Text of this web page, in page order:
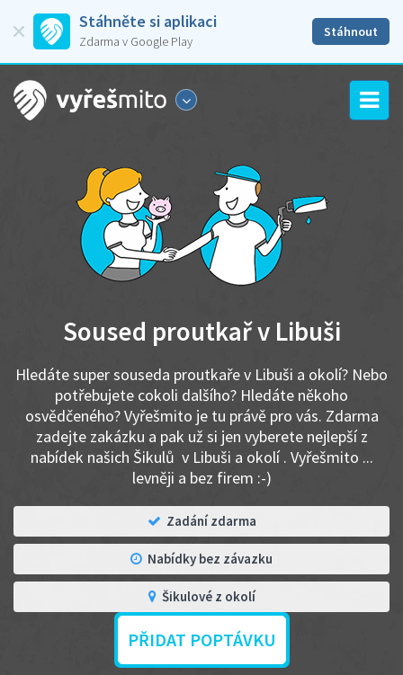
Stáhněte si aplikaci
Zdarma v Google Play
Stáhnout
Soused proutkař v Libuši
Hledáte super souseda proutkaře v Libuši a okolí? Nebo
potřebujete cokoli dalšího? Hledáte někoho
osvědčeného? Vyřešmito je tu právě pro vás. Zdarma
zadejte zakázku a pak už si jen vyberete nejlepší z
nabídek našich Šikulů v Libuši a okolí . Vyřešmito ...
levněji a bez firem :-)
Zadání zdarma
Nabídky bez závazku
Šikulové z okolí
PŘIDAT POPTÁVKU